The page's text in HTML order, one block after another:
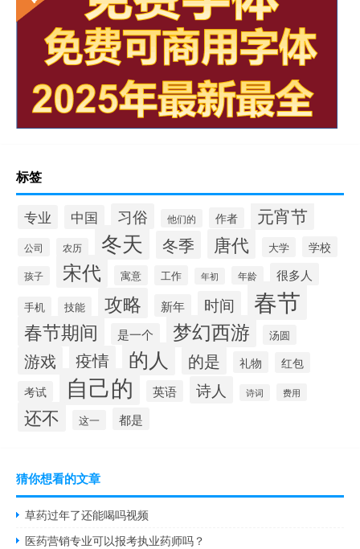
标签
专业 中国 习俗 他们的 作者 元宵节
公司 农历 冬天 冬季 唐代 大学 学校
孩子 宋代 寓意 工作 年初 年龄 很多人
手机 技能 攻略 新年 时间 春节
春节期间 是一个 梦幻西游 汤圆
游戏 疫情 的人 的是 礼物
红包
考试
自己的 英语 诗人 诗词 费用
还不 这一 都是
猜你想看的文章
草药过年了还能喝吗视频
医药营销专业可以报考执业药师吗？